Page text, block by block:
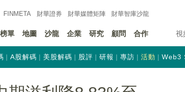
FINMETA 財華證券 財華媒體矩陣 財華智庫沙龍
榜單 地圖 沙龍 企業 研究 顧問 合作 視
A股解碼 美股解碼 股評 研報 專訪 活動 Web3